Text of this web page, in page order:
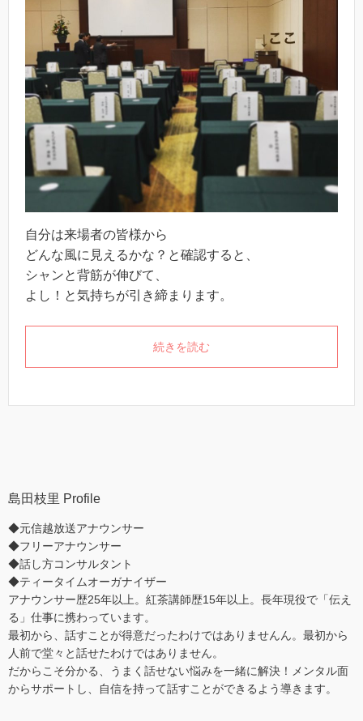
自分は来場者の皆様から
どんな風に見えるかな？と確認すると、
シャンと背筋が伸びて、
よし！と気持ちが引き締まります。
続きを読む
島田枝里 Profile
◆元信越放送アナウンサー
◆フリーアナウンサー
◆話し方コンサルタント
◆ティータイムオーガナイザー
アナウンサー歴25年以上。紅茶講師歴15年以上。長年現役で「伝え
る」仕事に携わっています。
最初から、話すことが得意だったわけではありませんん。最初から
人前で堂々と話せたわけではありません。
だからこそ分かる、うまく話せない悩みを一緒に解決！メンタル面
からサポートし、自信を持って話すことができるよう導きます。